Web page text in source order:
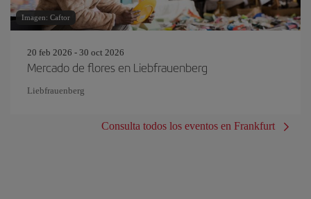
Imagen: Caftor
20 feb 2026 - 30 oct 2026
Mercado de flores en Liebfrauenberg
Liebfrauenberg
Consulta todos los eventos en Frankfurt